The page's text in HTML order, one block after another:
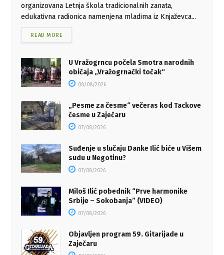
organizovana Letnja škola tradicionalnih zanata,
edukativna radionica namenjena mladima iz Knjaževca...
READ MORE
U Vražogrncu počela Smotra narodnih
običaja „Vražogrnački točak“
08/08/2026
„Pesme za česme“ večeras kod Tackove
česme u Zaječaru
07/08/2026
Suđenje u slučaju Danke Ilić biće u Višem
sudu u Negotinu?
07/08/2026
Miloš Ilić pobednik “Prve harmonike
Srbije – Sokobanja” (VIDEO)
07/08/2026
Objavljen program 59. Gitarijade u
Zaječaru